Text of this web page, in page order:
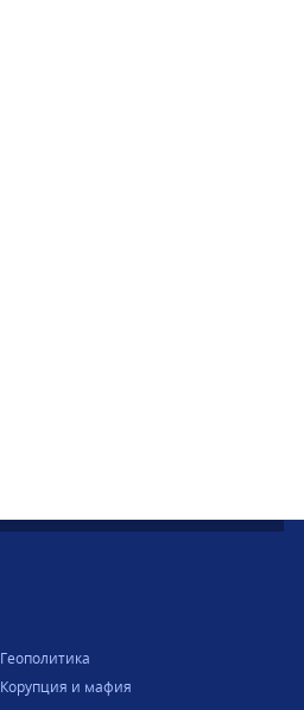
Геополитика
Корупция и мафия